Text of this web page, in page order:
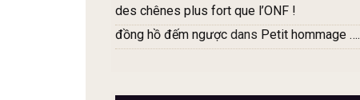
des chênes plus fort que l’ONF !
đồng hồ đếm ngượcdans Petit hommage ….